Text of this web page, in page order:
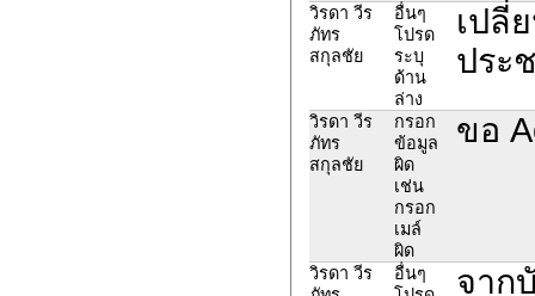
วิรดา วีร
ภัทร
สกุลชัย
อื่นๆ
โปรด
ระบุ
ด้าน
ล่าง
เปลี่
ประ
วิรดา วีร
ภัทร
สกุลชัย
กรอก
ข้อมูล
ผิด
เช่น
กรอก
เมล์
ผิด
ขอ
วิรดา วีร
อื่นๆ
จาก